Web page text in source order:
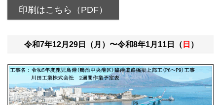
印刷はこちら（PDF）
令和7年12月29日（月）〜令和8年1月11日（ 日 ）